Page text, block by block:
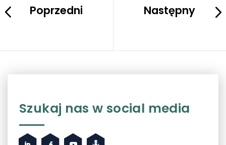
Poprzedni Następny
Szukaj nas w social media